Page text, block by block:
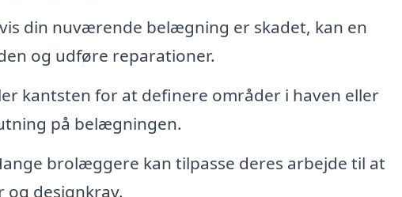
din nuværende belægning er skadet, kan en
og udføre reparationer.
kantsten for at definere områder i haven eller
på belægningen.
brolæggere kan tilpasse deres arbejde til at
og designkrav.